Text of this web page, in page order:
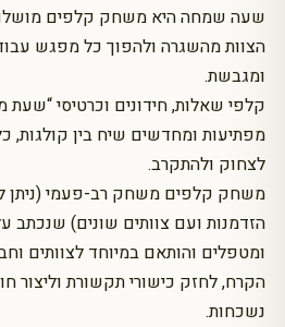
שעה שמחה היא משחק קלפים
הצוות מהשגרה ולהפוך כל מפגש
ומגבשת.
קלפי שאלות, חידונים וכרטיסי
מפתיעות ומחדשים שיח בין קולגות,
לצחוק ולהתקרב.
משחק קלפים משחק רב-פעמי (ניתן
הזדמנות ועם צוותים שונים) שנכתב
ומטפלים והותאם במיוחד לצוותים
הקרח, לחזק כישורי תקשורת וליצור
נשכחות.
לצוות